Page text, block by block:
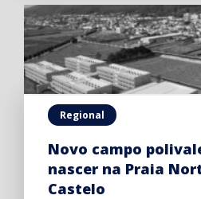
Regional
Novo campo
nascer na Praia
Castelo